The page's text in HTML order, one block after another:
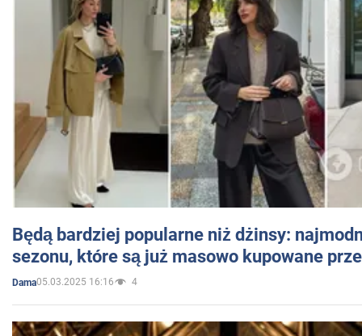
Będą bardziej popularne niż dżinsy:
sezonu, które są już masowo kupowane
Dama05.03.2025 16:16 4